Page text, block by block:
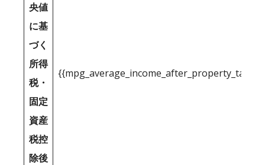
央値
に基
づく
所得
税・
固定
資産
税控
除後